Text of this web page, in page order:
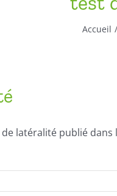
Accueil
latéralité publié